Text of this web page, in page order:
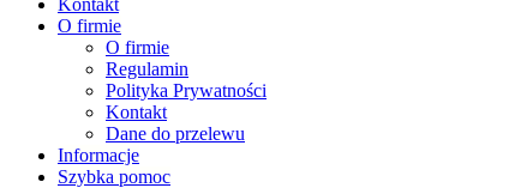
O firmie
O firmie
Regulamin
Polityka Prywatności
Kontakt
Dane do przelewu
Informacje
Szybka pomoc